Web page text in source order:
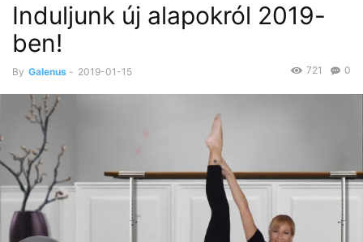
Induljunk új alapokról 2019-
ben!
By Galenus - 2019-01-15 0
721